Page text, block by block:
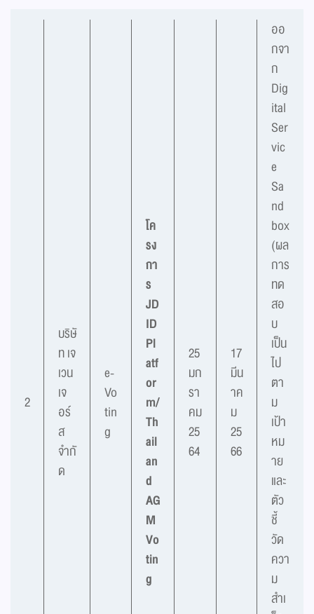
2
บริษั
ท เจ
เวน
เจ
อร์
ส
จำกั
ด
e-
Vo
tin
g
โค
รง
กา
ร
JD
ID
Pl
atf
or
m/
Th
ail
an
d
AG
M
Vo
tin
g
25
มก
รา
คม
25
64
17
มีน
าค
ม
25
66
ออ
กจา
ก
Dig
ital
Ser
vic
e
Sa
nd
box
(ผล
การ
ทด
สอ
บ
เป็น
ไป
ตา
ม
เป้า
หม
าย
และ
ตัว
ชี้
วัด
ควา
ม
สำเ